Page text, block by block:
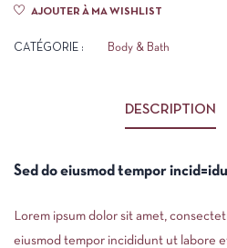
AJOUTER À MA WISHLIST
CATÉGORIE : Body & Bath
DESCRIPTION
Sed do eiusmod tempor
Lorem ipsum dolor sit amet,
eiusmod tempor incididunt ut labore